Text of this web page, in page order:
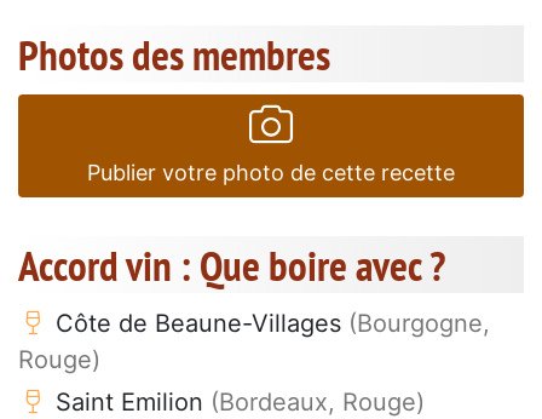
Photos des membres
Publier votre photo de cette recette
Accord vin : Que boire avec ?
Côte de Beaune-Villages (Bourgogne,
Rouge)
Saint Emilion (Bordeaux, Rouge)